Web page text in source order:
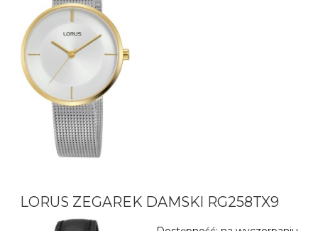
LORUS ZEGAREK DAMSKI RG258TX9